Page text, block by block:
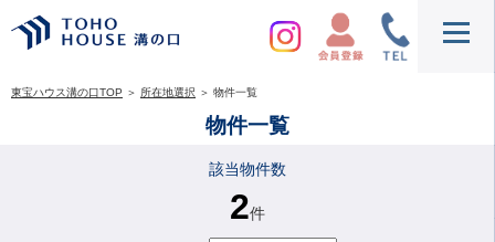
東宝ハウス溝の口TOP ＞ 所在地選択 ＞ 物件一覧
物件一覧
該当物件数
2件